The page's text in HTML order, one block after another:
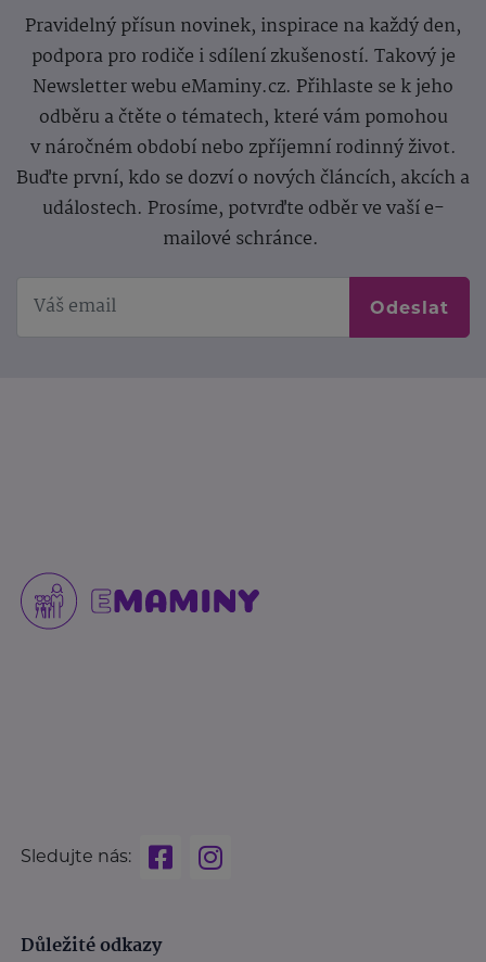
Pravidelný přísun novinek, inspirace na každý den,
podpora pro rodiče i sdílení zkušeností. Takový je
Newsletter webu eMaminy.cz. Přihlaste se k jeho
odběru a čtěte o tématech, které vám pomohou
v náročném období nebo zpříjemní rodinný život.
Buďte první, kdo se dozví o nových článcích, akcích a
událostech. Prosíme, potvrďte odběr ve vaší e-
mailové schránce.
Odeslat
Sledujte nás:
Důležité odkazy